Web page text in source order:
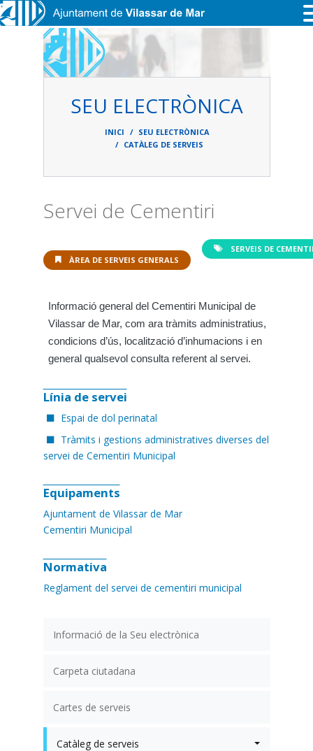
Vés al contingut
SEU ELECTRÒNICA
d'ariadna
INICI
SEU ELECTRÒNICA
CATÀLEG DE SERVEIS
Informació de la Seu electrònica
Carpeta ciutadana
Cartes de serveis
Catàleg de serveis
Servei de Cementiri
ÀREA DE SERVEIS GENERALS
SERVEIS DE
Informació general del Cementiri Municipal de
Vilassar de Mar, com ara tràmits administratius,
condicions d’ús, localització d’inhumacions i en
general qualsevol consulta referent al servei.
Línia de servei
Espai de dol perinatal
Tràmits i gestions administratives diverses del
servei de Cementiri Municipal
Equipaments
Ajuntament de Vilassar de Mar
Cementiri Municipal
Normativa
Reglament del servei de cementiri municipal